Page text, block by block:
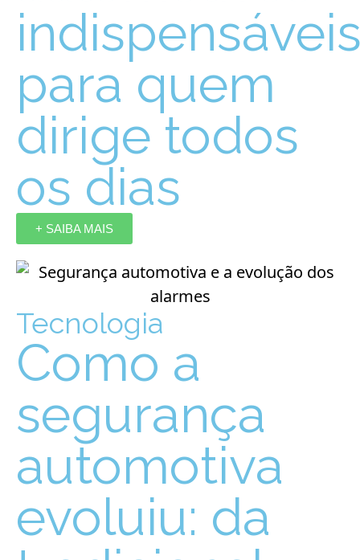
para quem
dirige todos
os dias
+ SAIBA MAIS
Tecnologia
Como a
segurança
automotiva
evoluiu: da